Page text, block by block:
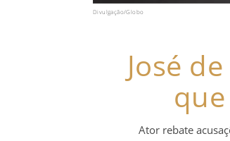
Divulgação/Globo
José
Ator rebate